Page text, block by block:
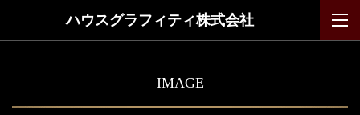
ハウスグラフィティ株式会社
IMAGE